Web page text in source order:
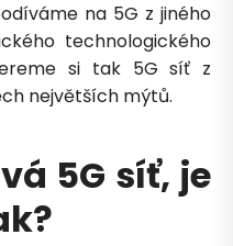
na 5G z jiného
technologického
si tak 5G síť z
největších mýtů.
5G síť, je